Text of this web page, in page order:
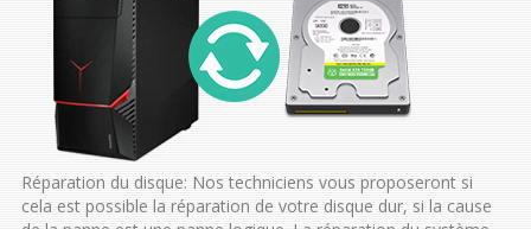
Réparation du disque: Nos techniciens vous proposeront si
cela est possible la réparation de votre disque dur, si la cause